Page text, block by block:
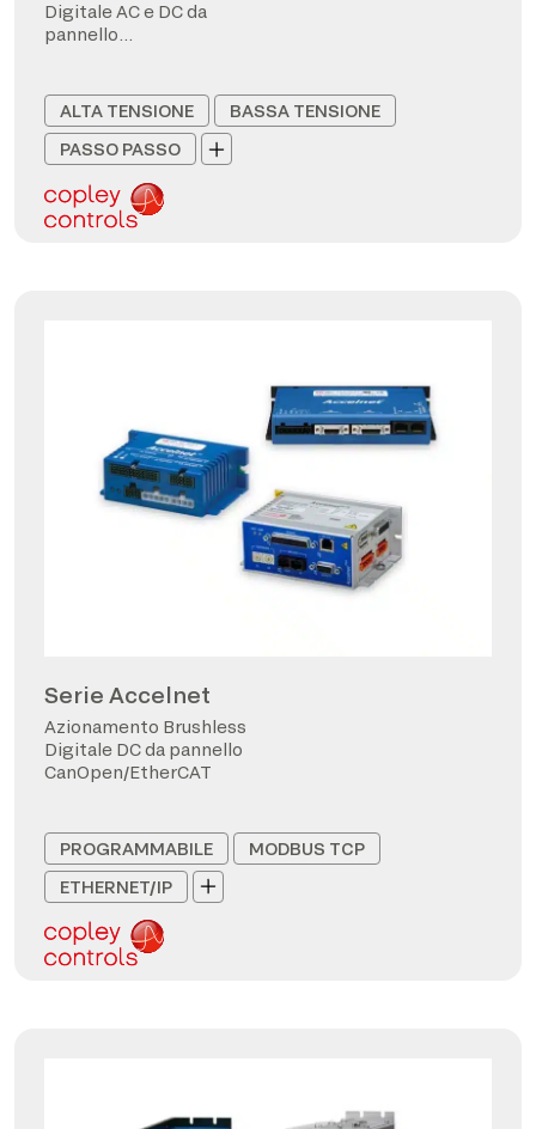
Digitale AC e DC da
pannello
ALTA TENSIONE
BASSA TENSIONE
PASSO PASSO
Serie Accelnet
Azionamento Brushless
Digitale DC da pannello
CanOpen/EtherCAT
PROGRAMMABILE
MODBUS TCP
ETHERNET/IP